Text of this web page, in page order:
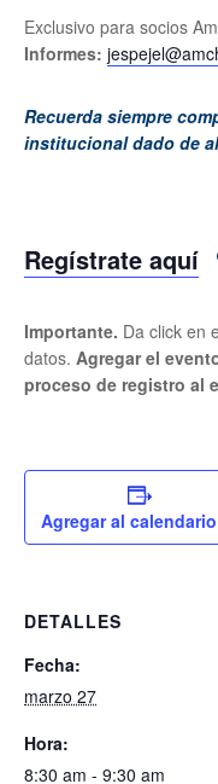
Exclusivo para socios
Informes:
Recuerda siempre
institucional dado de
Regístrate aquí
Importante. Da click en
datos. Agregar el
proceso de registro al
Agregar al calendario
DETALLES
Fecha:
marzo 27
Hora:
8:30 am - 9:30 am